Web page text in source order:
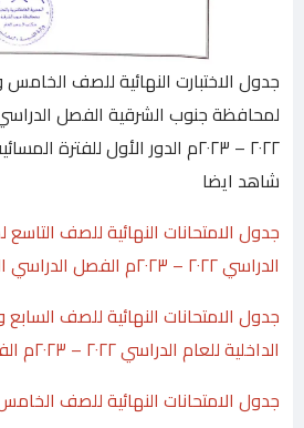
جدول الاختبارت النهائية للصف
لمحافظة جنوب الشرقية الفصل
٢٠٢٢ – ٢٠٢٣م الدور الأول للفترة المسائية
شاهد ايضا
جدول الامتحانات النهائية للصف
الدراسي ٢٠٢٢ – ٢٠٢٣م الفصل الدراسي الأول
جدول الامتحانات النهائية للصف
الداخلية للعام الدراسي ٢٠٢٢ – ٢٠٢٣م الفصل
جدول الامتحانات النهائية للصف